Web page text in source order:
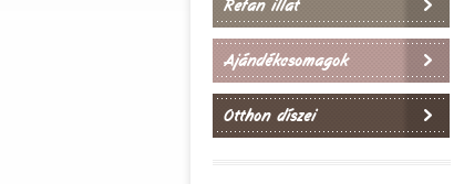
Refan illat
Ajándékcsomagok
Otthon díszei